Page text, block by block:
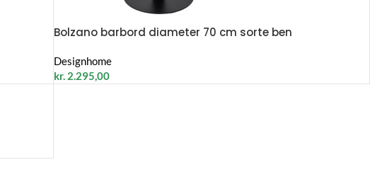
Bolzano barbord diameter 70 cm sorte ben
Designhome
kr.2.295,00